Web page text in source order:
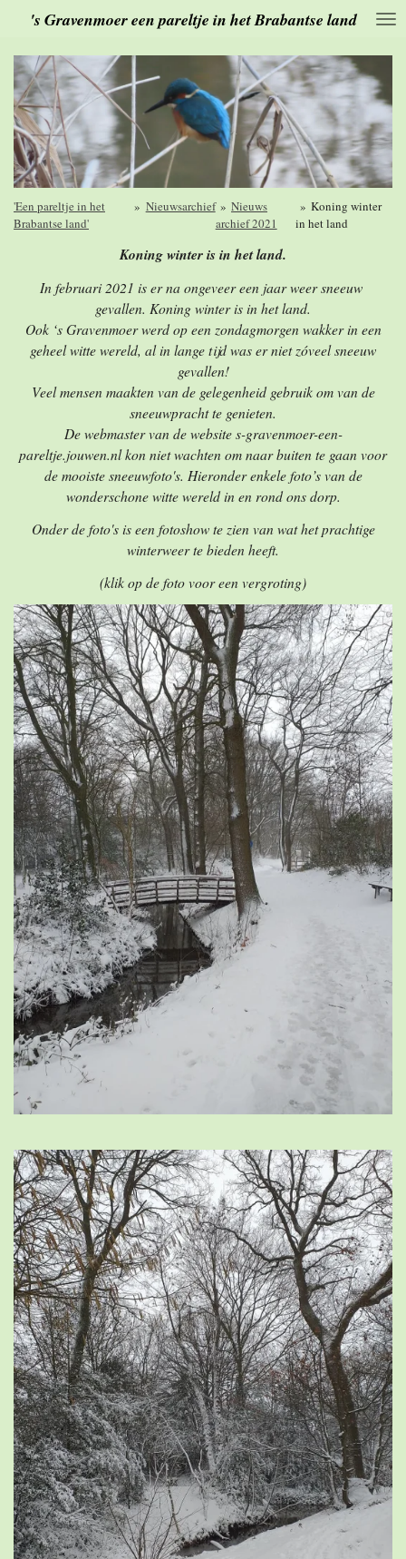
de
hoofdinhoud
's Gravenmoer een pareltje in het Brabantse land
'Een pareltje in het
Brabantse land'
» Nieuwsarchief » Nieuws
archief 2021
» Koning winter
in het land
Koning winter is in het land.
In februari 2021 is er na ongeveer een jaar weer sneeuw
gevallen. Koning winter is in het land.
Ook ‘s Gravenmoer werd op een zondagmorgen wakker in een
geheel witte wereld, al in lange tijd was er niet zóveel sneeuw
gevallen!
Veel mensen maakten van de gelegenheid gebruik om van de
sneeuwpracht te genieten.
De webmaster van de website s-gravenmoer-een-
pareltje.jouwen.nl kon niet wachten om naar buiten te gaan voor
de mooiste sneeuwfoto's. Hieronder enkele foto’s van de
wonderschone witte wereld in en rond ons dorp.
Onder de foto's is een fotoshow te zien van wat het prachtige
winterweer te bieden heeft.
(klik op de foto voor een vergroting)